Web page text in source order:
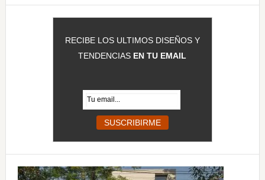
RECIBE LOS ULTIMOS DISEÑOS Y
TENDENCIAS EN TU EMAIL